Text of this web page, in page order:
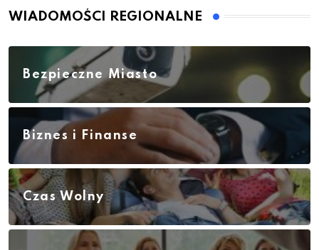
WIADOMOŚCI REGIONALNE
Bezpieczne Miasto
Biznes i Finanse
Czas Wolny